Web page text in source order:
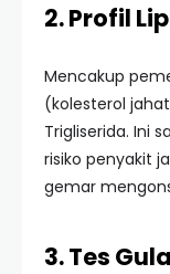
2. Profil
Mencakup
(kolesterol
Trigliserida. Ini
risiko penyakit
gemar
3. Tes